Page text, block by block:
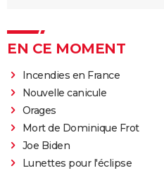
EN CE MOMENT
Incendies en France
Nouvelle canicule
Orages
Mort de Dominique Frot
Joe Biden
Lunettes pour l'éclipse